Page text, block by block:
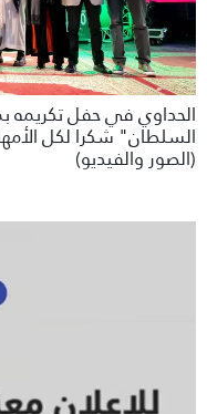
الحداوي في حفل تكريمه
السلطان" شكرا لكل
(الصور والفيديو)